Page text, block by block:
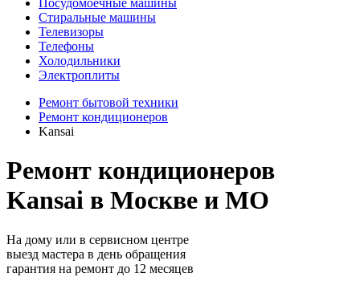
Посудомоечные машины
Стиральные машины
Телевизоры
Телефоны
Холодильники
Электроплиты
Ремонт бытовой техники
Ремонт кондиционеров
Kansai
Ремонт кондиционеров
Kansai в Москве и МО
На дому или в сервисном центре
выезд мастера в день обращения
гарантия на ремонт до 12 месяцев